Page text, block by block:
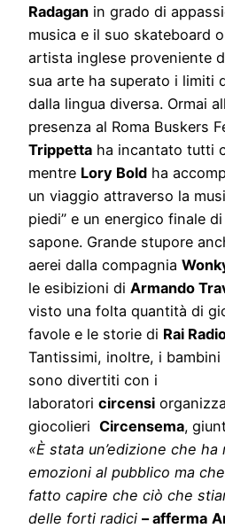
Radagan in grado di
musica e il suo skateboard o
artista inglese proveniente
sua arte ha superato i limiti
dalla lingua diversa. Ormai
presenza al Roma Buskers
Trippetta ha incantato tutti
mentre Lory Bold ha
un viaggio attraverso la
piedi” e un energico finale
sapone. Grande stupore
aerei dalla compagnia
le esibizioni di Armando
visto una folta quantità di
favole e le storie di Rai
Tantissimi, inoltre, i bambini
sono divertiti con i
laboratori circensi
giocolieri Circensema,
«È stata un’edizione che
emozioni al pubblico ma
fatto capire che ciò che
delle forti radici – afferma